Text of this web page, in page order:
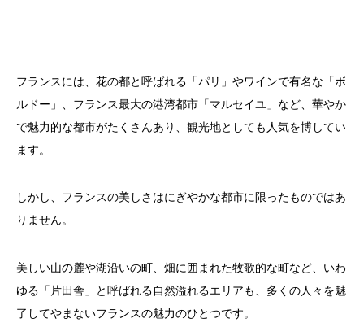
フランスには、花の都と呼ばれる「パリ」やワインで有名な「ボ
ルドー」、フランス最大の港湾都市「マルセイユ」など、華やか
で魅力的な都市がたくさんあり、観光地としても人気を博してい
ます。
しかし、フランスの美しさはにぎやかな都市に限ったものではあ
りません。
美しい山の麓や湖沿いの町、畑に囲まれた牧歌的な町など、いわ
ゆる「片田舎」と呼ばれる自然溢れるエリアも、多くの人々を魅
了してやまないフランスの魅力のひとつです。